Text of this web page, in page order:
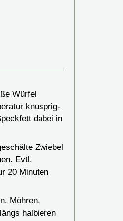
Würfel
knusprig-
dabei in
Zwiebel
Evtl.
20 Minuten
Möhren,
halbieren